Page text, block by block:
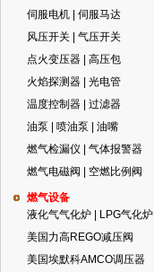
伺服电机 | 伺服马达
风压开关 | 气压开关
点火变压器 | 高压包
火焰探测器 | 光电管
温度控制器 | 过滤器
油泵 | 喷油泵 | 油嘴
燃气检漏仪 | 气体报警器
燃气电磁阀 | 空燃比例阀
燃气设备
液化气气化炉 | LPG气化炉
美国力高REGO减压阀
美国埃默科AMCO调压器